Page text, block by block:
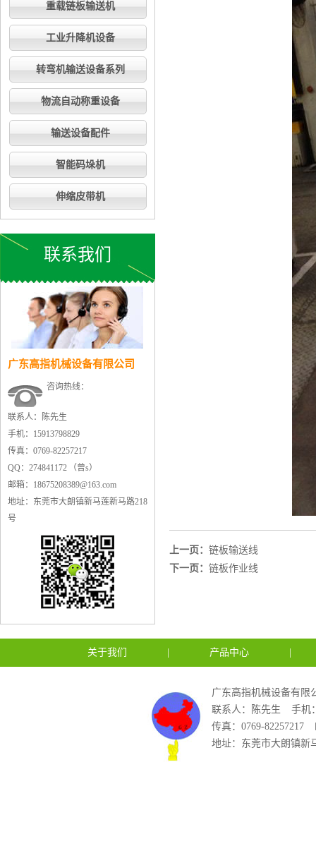
重载链板输送机
工业升降机设备
转弯机输送设备系列
物流自动称重设备
输送设备配件
智能码垛机
伸缩皮带机
联系我们
广东高指机械设备有限公司
咨询热线：
联系人：陈先生
手机：15913798829
传真：0769-82257217
QQ：274841172 （曾s）
邮箱：18675208389@163.com
地址：东莞市大朗镇新马莲新马路218
号
上一页： 链板输送线
下一页： 链板作业线
关于我们 产品中心
广东高指机械设备有限
联系人：陈先生
手机
传真：0769-82257217
地址：东莞市大朗镇新